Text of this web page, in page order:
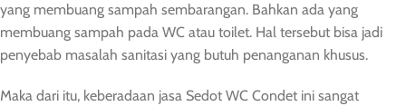
yang membuang sampah sembarangan. Bahkan ada yang
membuang sampah pada WC atau toilet. Hal tersebut bisa jadi
penyebab masalah sanitasi yang butuh penanganan khusus.
Maka dari itu, keberadaan jasa Sedot WC Condet ini sangat